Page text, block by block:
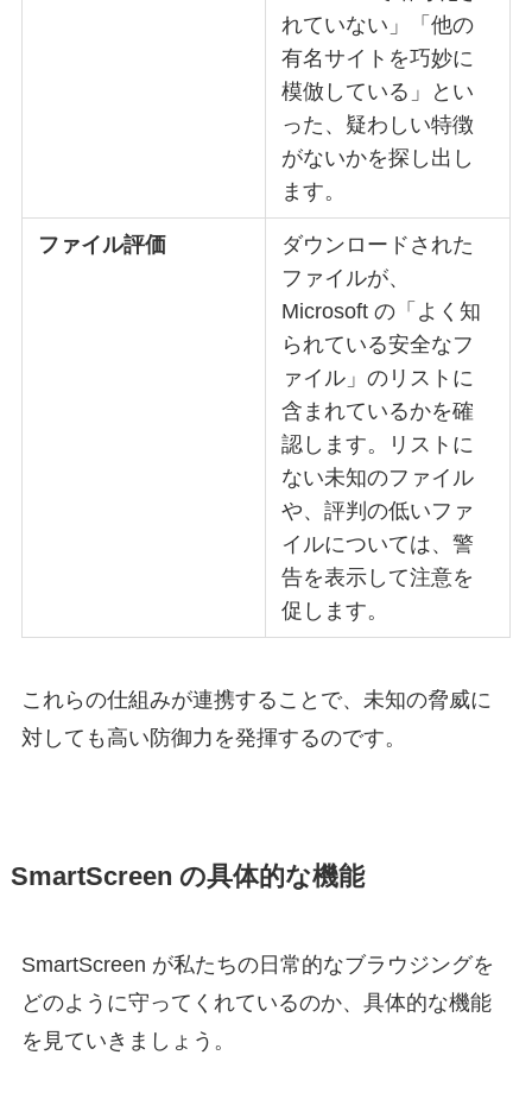
れていない」「他の
有名サイトを巧妙に
模倣している」とい
った、疑わしい特徴
がないかを探し出し
ます。
ファイル評価
ダウンロードされた
ファイルが、
Microsoft の「よく知
られている安全なフ
ァイル」のリストに
含まれているかを確
認します。リストに
ない未知のファイル
や、評判の低いファ
イルについては、警
告を表示して注意を
促します。
これらの仕組みが連携することで、未知の脅威に
対しても高い防御力を発揮するのです。
SmartScreen の具体的な機能
SmartScreen が私たちの日常的なブラウジングを
どのように守ってくれているのか、具体的な機能
を見ていきましょう。